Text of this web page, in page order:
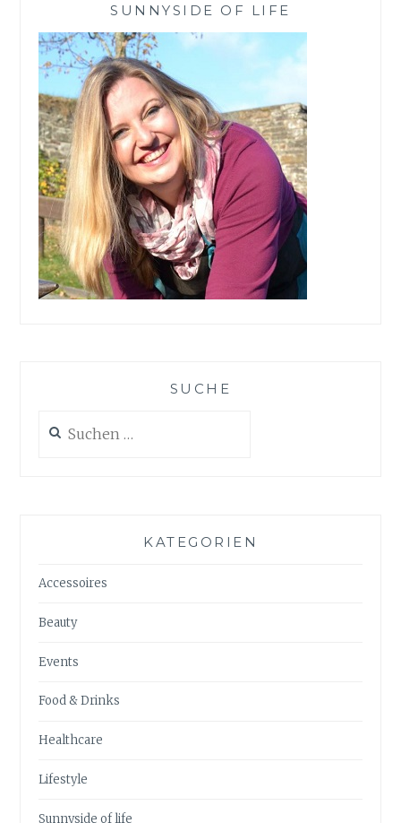
SUNNYSIDE OF LIFE
SUCHE
nach:
KATEGORIEN
Accessoires
Beauty
Events
Food & Drinks
Healthcare
Lifestyle
Sunnyside of life